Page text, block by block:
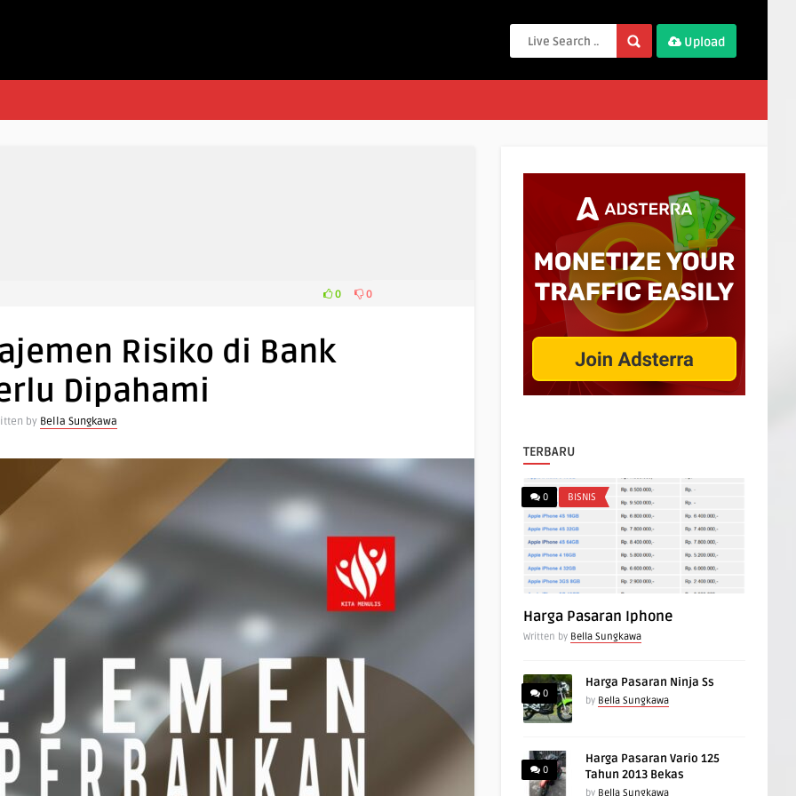
Upload
0 0
Risiko di Bank
Dipahami
by Bella Sungkawa
TERBARU
0 BISNIS
Harga Pasaran Iphone
Written by Bella Sungkawa
0
Harga Pasaran Ninja Ss
by Bella Sungkawa
0
Harga Pasaran Vario 125
Tahun 2013 Bekas
by Bella Sungkawa